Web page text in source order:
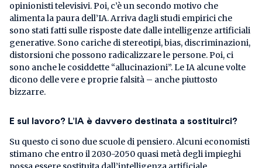
opinionisti televisivi. Poi, c’è un secondo motivo che
alimenta la paura dell’IA. Arriva dagli studi empirici che
sono stati fatti sulle risposte date dalle intelligenze artificiali
generative. Sono cariche di stereotipi, bias, discriminazioni,
distorsioni che possono radicalizzare le persone. Poi, ci
sono anche le cosiddette “allucinazioni”. Le IA alcune volte
dicono delle vere e proprie falsità – anche piuttosto
bizzarre.
E sul lavoro? L’IA è davvero destinata a sostituirci?
Su questo ci sono due scuole di pensiero. Alcuni economisti
stimano che entro il 2030-2050 quasi metà degli impieghi